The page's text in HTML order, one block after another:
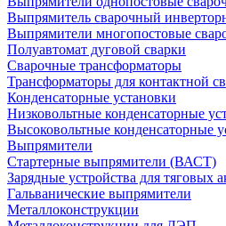
Выпрямитель сварочный
Выпрямители многопостовые
Полуавтомат дуговой сварки
Сварочные трансформаторы
Трансформаторы для контактной
Конденсаторные установки
Низковольтные конденсаторные
Высоковольтные конденсаторные
Выпрямители
Стартерные выпрямители (ВАСТ)
Зарядные устройства для тяговых
Гальванические выпрямители
Металлоконструкции